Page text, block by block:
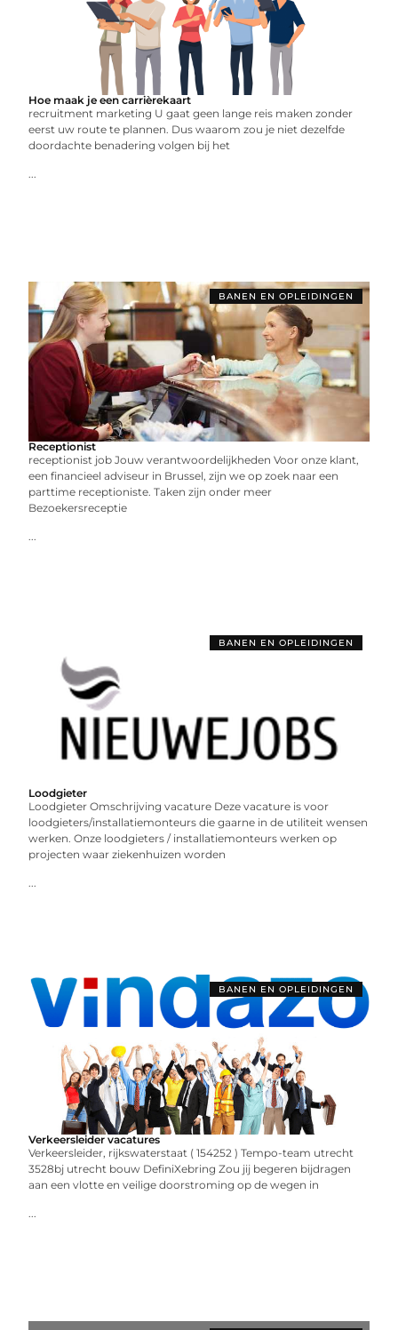
Hoe maak je een carrièrekaart
recruitment marketing U gaat geen lange reis maken zonder
eerst uw route te plannen. Dus waarom zou je niet dezelfde
doordachte benadering volgen bij het
...
BANEN EN OPLEIDINGEN
Receptionist
receptionist job Jouw verantwoordelijkheden Voor onze klant,
een financieel adviseur in Brussel, zijn we op zoek naar een
parttime receptioniste. Taken zijn onder meer
Bezoekersreceptie
...
BANEN EN OPLEIDINGEN
Loodgieter
Loodgieter Omschrijving vacature Deze vacature is voor
loodgieters/installatiemonteurs die gaarne in de utiliteit wensen
werken. Onze loodgieters / installatiemonteurs werken op
projecten waar ziekenhuizen worden
...
BANEN EN OPLEIDINGEN
Verkeersleider vacatures
Verkeersleider, rijkswaterstaat ( 154252 ) Tempo-team utrecht
3528bj utrecht bouw DefiniXebring Zou jij begeren bijdragen
aan een vlotte en veilige doorstroming op de wegen in
...